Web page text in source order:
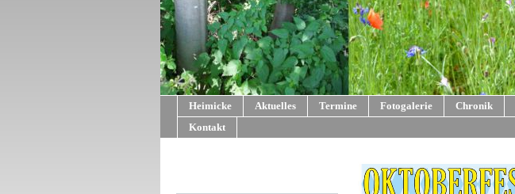
Heimicke Aktuelles Termine Fotogalerie Chronik
Kontakt